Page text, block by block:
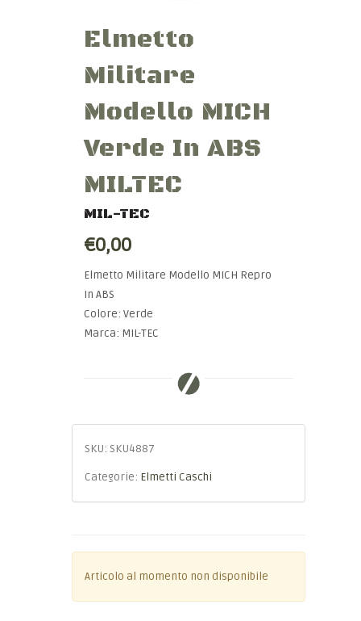
Elmetto
Militare
Modello MICH
Verde In ABS
MILTEC
MIL-TEC
€0,00
Elmetto Militare Modello MICH Repro
In ABS
Colore: Verde
Marca: MIL-TEC
SKU: SKU4887
Categorie: Elmetti Caschi
Articolo al momento non disponibile